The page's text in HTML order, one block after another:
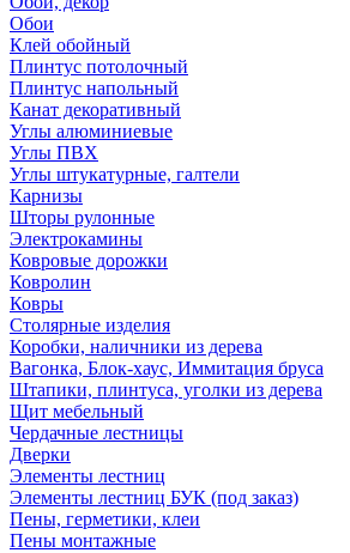
Обои
Клей обойный
Плинтус потолочный
Плинтус напольный
Канат декоративный
Углы алюминиевые
Углы ПВХ
Углы штукатурные, галтели
Карнизы
Шторы рулонные
Электрокамины
Ковровые дорожки
Ковролин
Ковры
Столярные изделия
Коробки, наличники из дерева
Вагонка, Блок-хаус, Иммитация бруса
Штапики, плинтуса, уголки из дерева
Щит мебельный
Чердачные лестницы
Дверки
Элементы лестниц
Элементы лестниц БУК (под заказ)
Пены, герметики, клеи
Пены монтажные